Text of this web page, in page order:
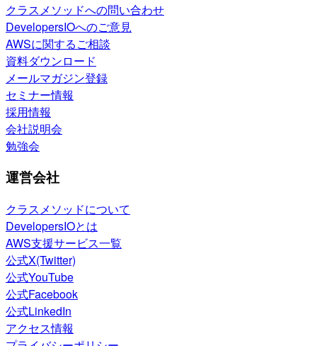
クラスメソッドへの問い合わせ
DevelopersIOへのご意見
AWSに関するご相談
資料ダウンロード
メールマガジン登録
セミナー情報
採用情報
会社説明会
勉強会
運営会社
クラスメソッドについて
DevelopersIOとは
AWS支援サービス一覧
公式X(Twitter)
公式YouTube
公式Facebook
公式LinkedIn
アクセス情報